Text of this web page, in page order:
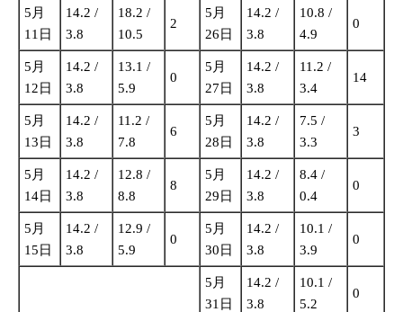
5月
11日
14.2 /
3.8
18.2 /
10.5
2
5月
26日
14.2 /
3.8
10.8 /
4.9
0
5月
12日
14.2 /
3.8
13.1 /
5.9
0
5月
27日
14.2 /
3.8
11.2 /
3.4
14
5月
13日
14.2 /
3.8
11.2 /
7.8
6
5月
28日
14.2 /
3.8
7.5 /
3.3
3
5月
14日
14.2 /
3.8
12.8 /
8.8
8
5月
29日
14.2 /
3.8
8.4 /
0.4
0
5月
15日
14.2 /
3.8
12.9 /
5.9
0
5月
30日
14.2 /
3.8
10.1 /
3.9
0
5月
31日
14.2 /
3.8
10.1 /
5.2
0